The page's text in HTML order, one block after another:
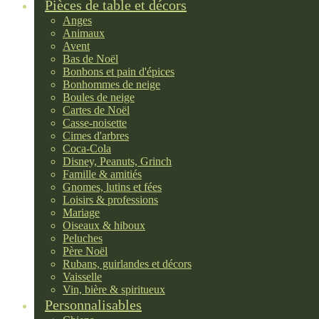
Pièces de table et décors
Anges
Animaux
Avent
Bas de Noël
Bonbons et pain d'épices
Bonhommes de neige
Boules de neige
Cartes de Noël
Casse-noisette
Cimes d'arbres
Coca-Cola
Disney, Peanuts, Grinch
Famille & amitiés
Gnomes, lutins et fées
Loisirs & professions
Mariage
Oiseaux & hiboux
Peluches
Père Noël
Rubans, guirlandes et décors
Vaisselle
Vin, bière & spiritueux
Personnalisables